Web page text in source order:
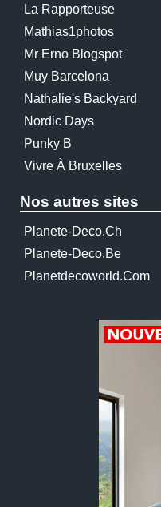
La Rapporteuse
Mathias1photos
Mr Erno Blogspot
Muy Barcelona
Nathalie's Backyard
Nordic Days
Punky B
Vivre À Bruxelles
Nos autres sites
Planete-Deco.ch
Planete-Deco.be
Planetdecoworld.com